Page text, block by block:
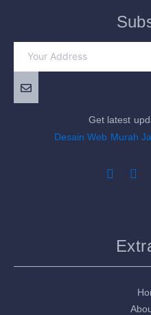
Get latest
Desain Web Murah